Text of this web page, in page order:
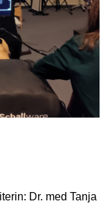
Dr. med Tanja